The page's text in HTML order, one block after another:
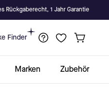
Rückgaberecht, 1 Jahr Garantie
Finder
Marken Zubehör